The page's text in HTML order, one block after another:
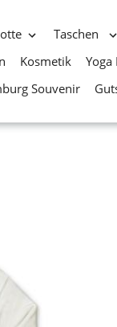
Taschen
Kosmetik
Souvenir